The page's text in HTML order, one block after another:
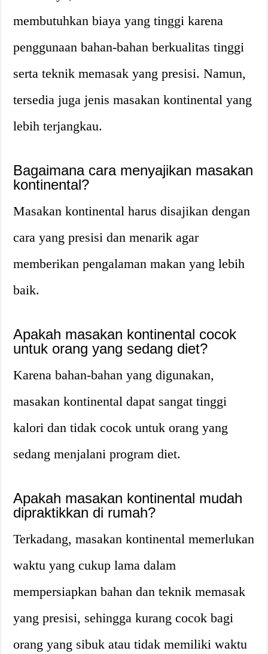
membutuhkan biaya yang tinggi karena
penggunaan bahan-bahan berkualitas tinggi
serta teknik memasak yang presisi. Namun,
tersedia juga jenis masakan kontinental yang
lebih terjangkau.
Bagaimana cara menyajikan masakan
kontinental?
Masakan kontinental harus disajikan dengan
cara yang presisi dan menarik agar
memberikan pengalaman makan yang lebih
baik.
Apakah masakan kontinental cocok
untuk orang yang sedang diet?
Karena bahan-bahan yang digunakan,
masakan kontinental dapat sangat tinggi
kalori dan tidak cocok untuk orang yang
sedang menjalani program diet.
Apakah masakan kontinental mudah
dipraktikkan di rumah?
Terkadang, masakan kontinental memerlukan
waktu yang cukup lama dalam
mempersiapkan bahan dan teknik memasak
yang presisi, sehingga kurang cocok bagi
orang yang sibuk atau tidak memiliki waktu